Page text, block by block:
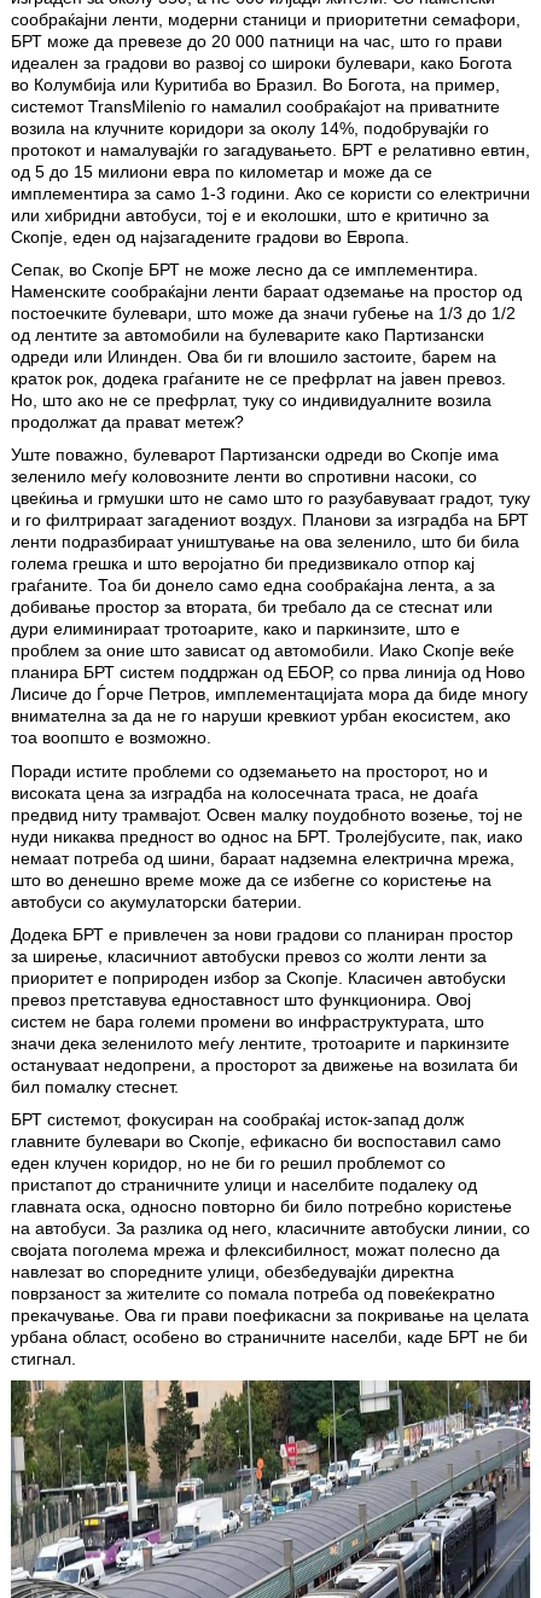
сообраќајни ленти, модерни станици и приоритетни семафори,
БРТ може да превезе до 20 000 патници на час, што го прави
идеален за градови во развој со широки булевари, како Богота
во Колумбија или Куритиба во Бразил. Во Богота, на пример,
системот TransMilenio го намалил сообраќајот на приватните
возила на клучните коридори за околу 14%, подобрувајќи го
протокот и намалувајќи го загадувањето. БРТ е релативно евтин,
од 5 до 15 милиони евра по километар и може да се
имплементира за само 1-3 години. Ако се користи со електрични
или хибридни автобуси, тој е и еколошки, што е критично за
Скопје, еден од најзагадените градови во Европа.
Сепак, во Скопје БРТ не може лесно да се имплементира.
Наменските сообраќајни ленти бараат одземање на простор од
постоечките булевари, што може да значи губење на 1/3 до 1/2
од лентите за автомобили на булеварите како Партизански
одреди или Илинден. Ова би ги влошило застоите, барем на
краток рок, додека граѓаните не се префрлат на јавен превоз.
Но, што ако не се префрлат, туку со индивидуалните возила
продолжат да прават метеж?
Уште поважно, булеварот Партизански одреди во Скопје има
зеленило меѓу коловозните ленти во спротивни насоки, со
цвеќиња и грмушки што не само што го разубавуваат градот, туку
и го филтрираат загадениот воздух. Планови за изградба на БРТ
ленти подразбираат уништување на ова зеленило, што би била
голема грешка и што веројатно би предизвикало отпор кај
граѓаните. Тоа би донело само една сообраќајна лента, а за
добивање простор за втората, би требало да се стеснат или
дури елиминираат тротоарите, како и паркинзите, што е
проблем за оние што зависат од автомобили. Иако Скопје веќе
планира БРТ систем поддржан од ЕБОР, со прва линија од Ново
Лисиче до Ѓорче Петров, имплементацијата мора да биде многу
внимателна за да не го наруши кревкиот урбан екосистем, ако
тоа воопшто е возможно.
Поради истите проблеми со одземањето на просторот, но и
високата цена за изградба на колосечната траса, не доаѓа
предвид ниту трамвајот. Освен малку поудобното возење, тој не
нуди никаква предност во однос на БРТ. Тролејбусите, пак, иако
немаат потреба од шини, бараат надземна електрична мрежа,
што во денешно време може да се избегне со користење на
автобуси со акумулаторски батерии.
Додека БРТ е привлечен за нови градови со планиран простор
за ширење, класичниот автобуски превоз со жолти ленти за
приоритет е поприроден избор за Скопје. Класичен автобуски
превоз претставува едноставност што функционира. Овој
систем не бара големи промени во инфраструктурата, што
значи дека зеленилото меѓу лентите, тротоарите и паркинзите
остануваат недопрени, а просторот за движење на возилата би
бил помалку стеснет.
БРТ системот, фокусиран на сообраќај исток-запад долж
главните булевари во Скопје, ефикасно би воспоставил само
еден клучен коридор, но не би го решил проблемот со
пристапот до страничните улици и населбите подалеку од
главната оска, односно повторно би било потребно користење
на автобуси. За разлика од него, класичните автобуски линии, со
својата поголема мрежа и флексибилност, можат полесно да
навлезат во споредните улици, обезбедувајќи директна
поврзаност за жителите со помала потреба од повеќекратно
прекачување. Ова ги прави поефикасни за покривање на целата
урбана област, особено во страничните населби, каде БРТ не би
стигнал.